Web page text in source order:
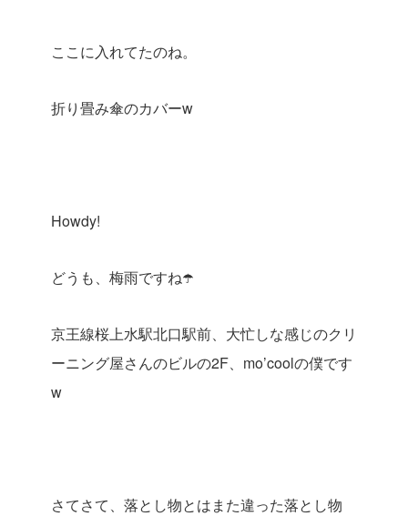
ここに入れてたのね。
折り畳み傘のカバーw
Howdy!
どうも、梅雨ですね☂️
京王線桜上水駅北口駅前、大忙しな感じのクリ
ーニング屋さんのビルの2F、mo’coolの僕です
w
さてさて、落とし物とはまた違った落とし物